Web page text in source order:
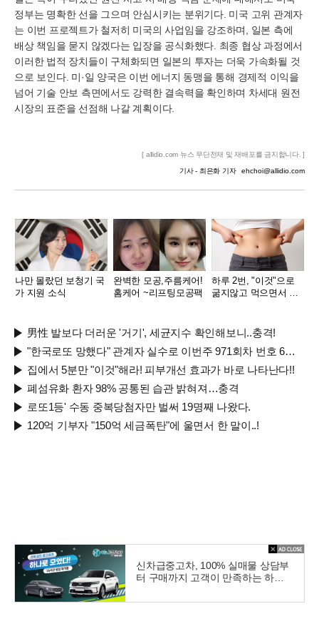
정부는 명확한 선을 그으며 안심시키는 분위기다. 미국 고위 관계자
는 이번 프로젝트가 철저히 미국의 사업임을 강조하며, 일본 측에
배상 책임을 묻지 않겠다는 입장을 공식화했다. 최종 협상 과정에서
이러한 법적 장치들이 구체화되면 일본의 투자는 더욱 가속화될 것
으로 보인다. 미·일 양국은 이번 에너지 동맹을 통해 경제적 이익을
넘어 기술 안보 측면에서도 강력한 결속력을 확인하며 차세대 원전
시장의 표준을 선점해 나갈 계획이다.
[ allidio.com 뉴스 무단전재 및 재배포를 금지합니다. ]
기사 - 최은화 기자 ehchoi@allidio.com
나만 몰랐던 보청기 국
가 지원 소식
완벽한 모공,주름케어!
홈케어 ~리프팅모공팩
하루 2번, "이것"으로
굶지않고 먹으면서 빼
男性 발보다 더러운 '거기', 세균지수 확인해보니..충격!
"한국로또 망했다" 관계자 실수로 이번주 971회차 번호 6자리 공개!? 꼭 확인해라!
집에서 5분만 "이것"해라! 피부개선 효과가 바로 나타난다!!
폐섬유화 환자 98% 공통된 습관 밝혀져…충격
로또1등' 수동 중복당첨자만 벌써 19명째 나왔다.
120억 기부자 "150억 세금폭탄"에 울면서 한 말이..!
신차급중고차, 100% 실매물 상담부
터 구매까지 고객이 만족하는 하나